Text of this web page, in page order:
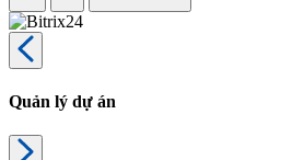
Quản lý dự án